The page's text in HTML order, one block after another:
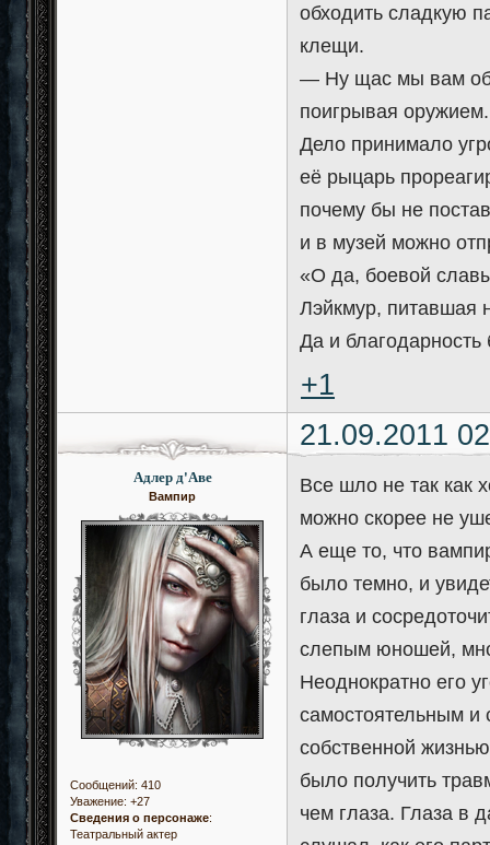
обходить сладкую
клещи.
— Ну щас мы вам
поигрывая оружием.
Дело принимало
её рыцарь
почему бы не
и в музей можно
«О да, боевой
Лэйкмур, питавшая
Да и
+1
21.09.2011
Адлер д'Аве
Вампир
Сообщений: 410
Уважение: +27
Сведения о персонаже:
Театральный актер
Все шло не так как
можно скорее не
А еще то, что
было темно, и
глаза и
слепым юношей,
Неоднократно его
самостоятельным и
собственной
было получить
чем глаза. Глаза в